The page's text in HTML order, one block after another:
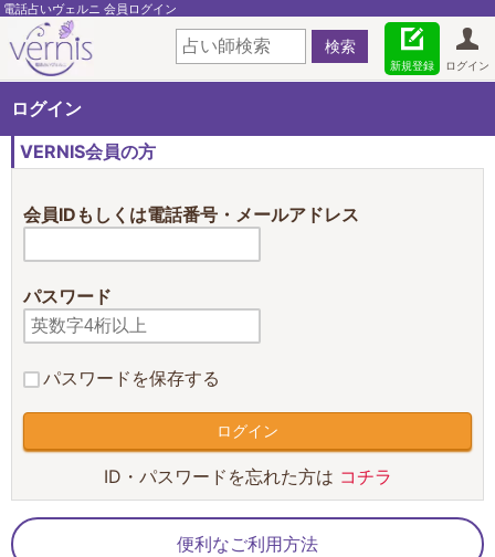
電話占いヴェルニ 会員ログイン
ログイン
新規登録
ログイン
VERNIS会員の方
会員IDもしくは電話番号・メールアドレス
パスワード
パスワードを保存する
ID・パスワードを忘れた方は コチラ
便利なご利用方法